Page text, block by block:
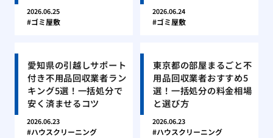
2026.06.25
ゴミ屋敷
2026.06.24
ゴミ屋敷
愛知県の引越しサポート
付き不用品回収業者ラン
キング5選！一括処分で
安く済ませるコツ
2026.06.23
ハウスクリーニング
東京都の部屋まるごと不
用品回収業者おすすめ5
選！一括処分の料金相場
と選び方
2026.06.23
ハウスクリーニング